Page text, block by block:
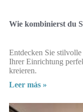
Wie kombinierst du
Entdecken Sie
Ihrer Einrichtung
kreieren.
Leer más »